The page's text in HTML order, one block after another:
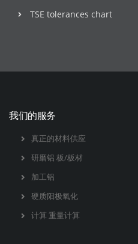
TSE tolerances chart
我们的服务
真正的材料供应
研磨铝 板/板材
加工铝
硬质阳极氧化
计算 重量计算